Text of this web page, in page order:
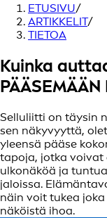
ETUSIVU/
ARTIKKELIT/
TIETOA
Kuinka
PÄÄSEMÄÄN
Selluliitti on täysin
sen näkyvyyttä,
yleensä pääse
tapoja, jotka
ulkonäköä ja
jaloissa.
näin voit tukea
näköistä ihoa.